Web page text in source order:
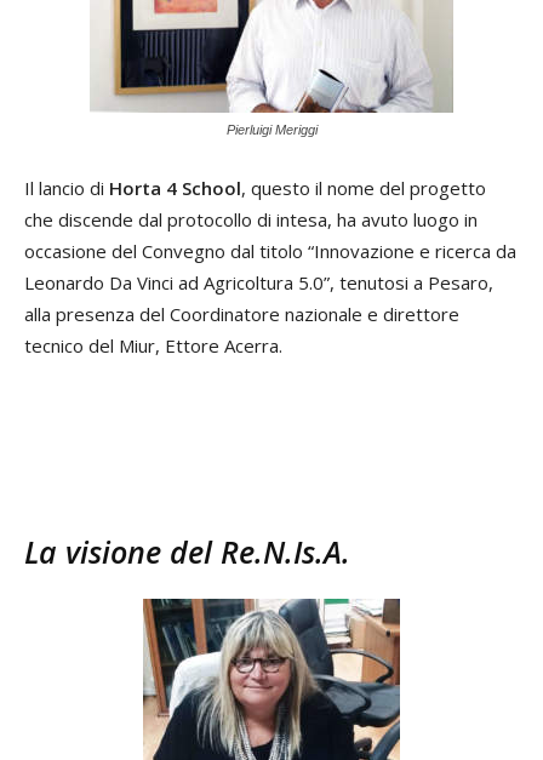
Pierluigi Meriggi
Il lancio di Horta 4 School, questo il nome del progetto
che discende dal protocollo di intesa, ha avuto luogo in
occasione del Convegno dal titolo “Innovazione e ricerca da
Leonardo Da Vinci ad Agricoltura 5.0”, tenutosi a Pesaro,
alla presenza del Coordinatore nazionale e direttore
tecnico del Miur, Ettore Acerra.
La visione del Re.N.Is.A.